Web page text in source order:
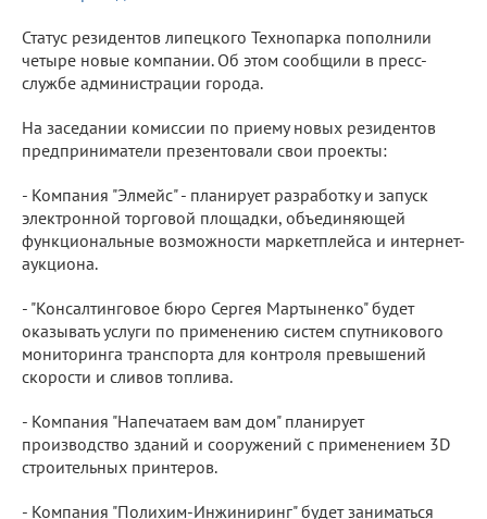
Статус резидентов липецкого Технопарка пополнили
четыре новые компании. Об этом сообщили в пресс-
службе администрации города.
На заседании комиссии по приему новых резидентов
предприниматели презентовали свои проекты:
- Компания "Элмейс" - планирует разработку и запуск
электронной торговой площадки, объединяющей
функциональные возможности маркетплейса и интернет-
аукциона.
- "Консалтинговое бюро Сергея Мартыненко" будет
оказывать услуги по применению систем спутникового
мониторинга транспорта для контроля превышений
скорости и сливов топлива.
- Компания "Напечатаем вам дом" планирует
производство зданий и сооружений с применением 3D
строительных принтеров.
- Компания "Полихим-Инжиниринг" будет заниматься